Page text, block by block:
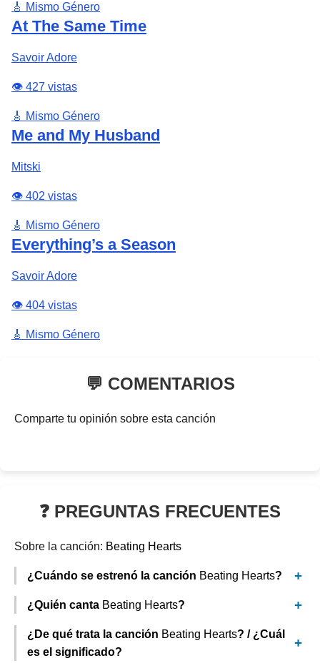
🎸 Mismo Género
At The Same Time
Savoir Adore
👁️ 427 vistas
🎸 Mismo Género
Me and My Husband
Mitski
👁️ 402 vistas
🎸 Mismo Género
Everything’s a Season
Savoir Adore
👁️ 404 vistas
🎸 Mismo Género
💬 COMENTARIOS
Comparte tu opinión sobre esta canción
❓ PREGUNTAS FRECUENTES
Sobre la canción: Beating Hearts
¿Cuándo se estrenó la canción Beating Hearts?
¿Quién canta Beating Hearts?
¿De qué trata la canción Beating Hearts? / ¿Cuál
es el significado?